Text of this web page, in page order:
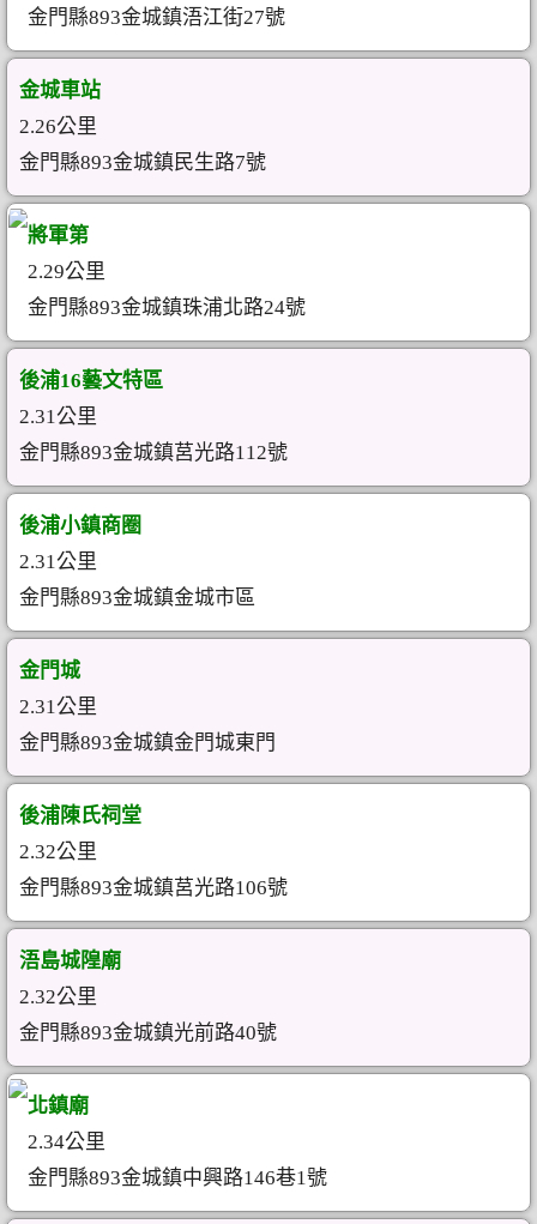
金門縣893金城鎮浯江街27號
金城車站
2.26公里
金門縣893金城鎮民生路7號
將軍第
2.29公里
金門縣893金城鎮珠浦北路24號
後浦16藝文特區
2.31公里
金門縣893金城鎮莒光路112號
後浦小鎮商圈
2.31公里
金門縣893金城鎮金城市區
金門城
2.31公里
金門縣893金城鎮金門城東門
後浦陳氏祠堂
2.32公里
金門縣893金城鎮莒光路106號
浯島城隍廟
2.32公里
金門縣893金城鎮光前路40號
北鎮廟
2.34公里
金門縣893金城鎮中興路146巷1號